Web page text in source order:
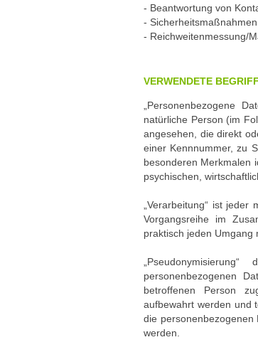
- Beantwortung von
- Sicherheitsmaßnahmen.
- Reichweitenmessung/
VERWENDETE
„Personenbezogene
natürliche Person (im
angesehen, die direkt
einer Kennnummer, zu
besonderen Merkmalen
psychischen,
„Verarbeitung“ ist
Vorgangsreihe im
praktisch jeden Umgang
personenbezogenen
betroffenen Person
aufbewahrt werden und
die personenbezogenen
werden.